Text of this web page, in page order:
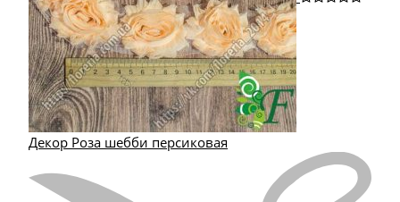
Декор Роза шебби персиковая